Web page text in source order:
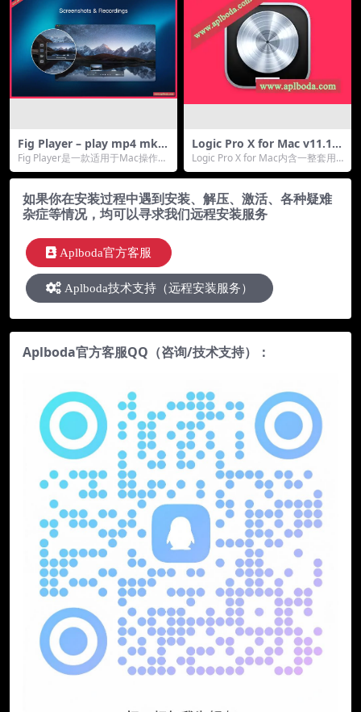
Fig Player – play mp4 mkv
mp3 for Mac(媒体播放器)v1.
3.21 激活版
Fig Player是一款适用于Mac操作系
统的多媒体播放器软件，它可以播
放多种...
Logic Pro X for Mac v11.1.1
音乐制作软件 中文破解版下载
Logic Pro X for Mac内含一整套用
于专业的音乐创作、节拍编制、
编...
如果你在安装过程中遇到安装、解压、激活、各种疑难
杂症等情况，均可以寻求我们远程安装服务
Aplboda官方客服
Aplboda技术支持（远程安装服务）
Aplboda官方客服QQ（咨询/技术支持）：